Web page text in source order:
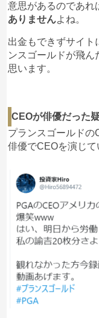
意思があるのであれ
ありませんよね。
出金もできずサイト
ンスゴールドが飛ん
思います。
CEOが俳優だった
プランスゴールドの
俳優でCEOを演じて